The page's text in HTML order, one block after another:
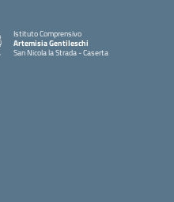
Istituto Comprensivo
Artemisia Gentileschi
San Nicola la Strada - Caserta